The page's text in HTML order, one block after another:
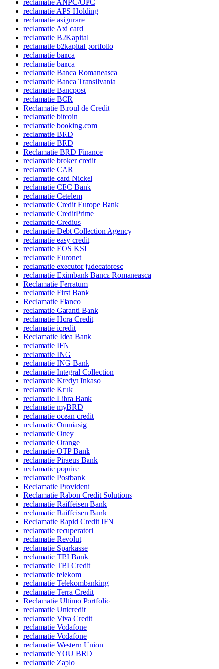
reclamatie ANPC/OPC
reclamatie APS Holding
reclamatie asigurare
reclamatie Axi card
reclamatie B2Kapital
reclamatie b2kapital portfolio
reclamatie banca
reclamatie banca
reclamatie Banca Romaneasca
reclamatie Banca Transilvania
reclamatie Bancpost
reclamatie BCR
Reclamatie Biroul de Credit
reclamatie bitcoin
reclamatie booking.com
reclamatie BRD
reclamatie BRD
Reclamatie BRD Finance
reclamatie broker credit
reclamatie CAR
reclamatie card Nickel
reclamatie CEC Bank
reclamatie Cetelem
reclamatie Credit Europe Bank
reclamatie CreditPrime
reclamatie Credius
reclamatie Debt Collection Agency
reclamatie easy credit
reclamatie EOS KSI
reclamatie Euronet
reclamatie executor judecatoresc
reclamatie Eximbank Banca Romaneasca
Reclamatie Ferratum
reclamatie First Bank
Reclamatie Flanco
reclamatie Garanti Bank
reclamatie Hora Credit
reclamatie icredit
Reclamatie Idea Bank
reclamatie IFN
reclamatie ING
reclamatie ING Bank
reclamatie Integral Collection
reclamatie Kredyt Inkaso
reclamatie Kruk
reclamatie Libra Bank
reclamatie myBRD
reclamatie ocean credit
reclamatie Omniasig
reclamatie Oney
reclamatie Orange
reclamatie OTP Bank
reclamatie Piraeus Bank
reclamatie poprire
reclamatie Postbank
Reclamatie Provident
Reclamatie Rabon Credit Solutions
reclamatie Raiffeisen Bank
reclamatie Raiffeisen Bank
Reclamatie Rapid Credit IFN
reclamatie recuperatori
reclamatie Revolut
reclamatie Sparkasse
reclamatie TBI Bank
reclamatie TBI Credit
reclamatie telekom
reclamatie Telekombanking
reclamatie Terra Credit
Reclamatie Ultimo Portfolio
reclamatie Unicredit
reclamatie Viva Credit
reclamatie Vodafone
reclamatie Vodafone
reclamatie Western Union
reclamatie YOU BRD
reclamatie Zaplo